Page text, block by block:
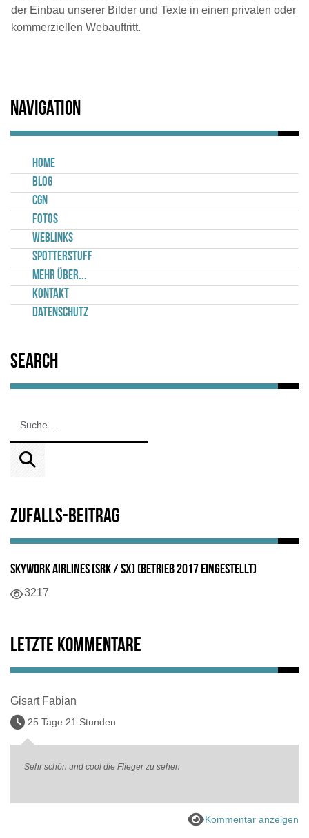
der Einbau unserer Bilder und Texte in einen privaten oder
kommerziellen Webauftritt.
Navigation
Home
Blog
CGN
Fotos
Weblinks
Spotterstuff
Mehr über...
Kontakt
Datenschutz
Search
Zufalls-Beitrag
SkyWork Airlines [SRK / SX] (Betrieb 2017 eingestellt)
3217
Letzte Kommentare
Gisart Fabian
25 Tage 21 Stunden
Sehr schön und cool die Flieger zu sehen
Kommentar anzeigen